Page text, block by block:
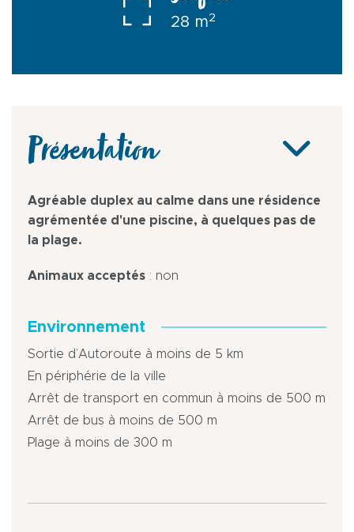
28 m2
Présentation
Agréable duplex au calme dans une résidence
agrémentée d'une piscine, à quelques pas de
la plage.
Animaux acceptés : non
Environnement
Sortie d’Autoroute à moins de 5 km
En périphérie de la ville
Arrêt de transport en commun à moins de 500 m
Arrêt de bus à moins de 500 m
Plage à moins de 300 m